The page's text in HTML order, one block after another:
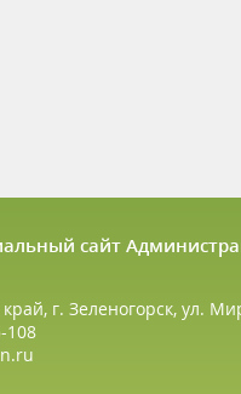
сайт
г. Зеленогорск, ул.
108